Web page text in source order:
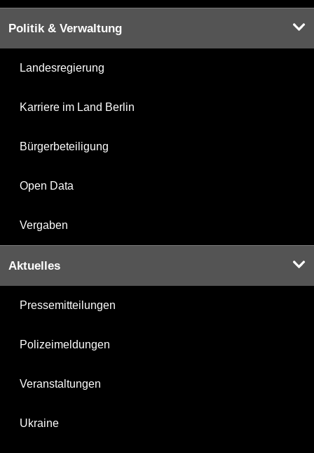
Politik & Verwaltung
Landesregierung
Karriere im Land Berlin
Bürgerbeteiligung
Open Data
Vergaben
Aktuelles
Pressemitteilungen
Polizeimeldungen
Veranstaltungen
Ukraine